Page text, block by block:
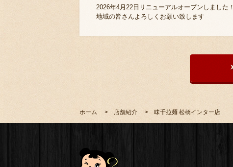
2026年4月22日リニューアルオープンしました！
地域の皆さんよろしくお願い致します
ホーム 店舗紹介 味千拉麺 松橋インター店